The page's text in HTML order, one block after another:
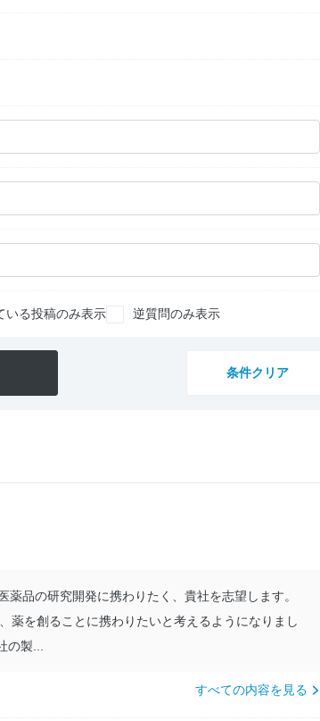
いる投稿のみ表示 逆質問のみ表示
条件クリア
薬品の研究開発に携わりたく、貴社を志望します。
薬を創ることに携わりたいと考えるようになりまし
製...
すべての内容を見る